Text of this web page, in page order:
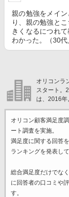
親の勉強をメイ
り、親の勉強と
きくなるにつれ
わかった。（30代
オリコンラ
スタート。
は、2016年
オリコン顧客満足度
ート調査を実施。
満足度に関する回答
ランキングを発表して
総合満足度だけでな
に回答者の口コミや
す。